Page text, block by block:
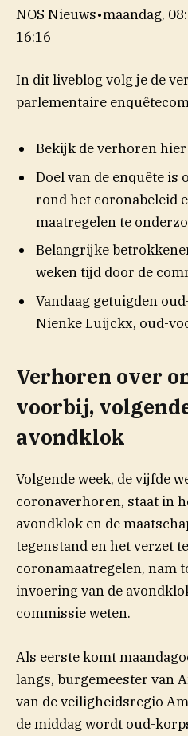
NOS Nieuws•maandag,
16:16
In dit liveblog volg je de
parlementaire
Bekijk de verhoren
Doel van de enquête
rond het coronabeleid
maatregelen te
Belangrijke
weken tijd door de
Vandaag getuigden
Nienke Luijckx, oud-
Verhoren over
voorbij,
avondklok
Volgende week, de vijfde
coronaverhoren, staat in
avondklok en de
tegenstand en het verzet
coronamaatregelen, nam
invoering van de
commissie weten.
Als eerste komt
langs, burgemeester van
van de veiligheidsregio
de middag wordt oud-